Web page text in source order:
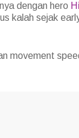
dengan hero
kalah sejak
movement